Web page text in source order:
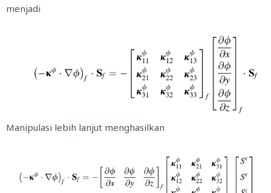
menjadi
Manipulasi lebih lanjut menghasilkan